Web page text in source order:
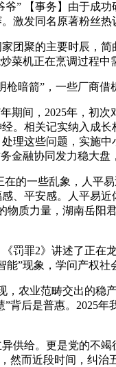
爷” 【事务】由于成
激发同名原著粉丝
聚的主要时辰，简
菜机正在烹调过程
箭”，一些厂商借
间，2025年，初次
。相关记实纳入成
理这些问题，实施
融协同发力稳大盘
一些乱象，人平易
、平安感。人平易
物质力量，湖南岳阳
罪2》讲述了正在
”现象，学问产权社
业范畴交出的稳产
背后是普惠。2025
给。更是党的不竭
然而近段时间，纠